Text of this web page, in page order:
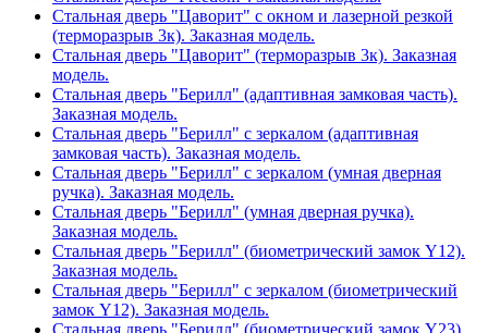
Стальная дверь "Цаворит" с окном и лазерной резкой
(терморазрыв 3к). Заказная модель.
Стальная дверь "Цаворит" (терморазрыв 3к). Заказная
модель.
Стальная дверь "Берилл" (адаптивная замковая часть).
Заказная модель.
Стальная дверь "Берилл" с зеркалом (адаптивная
замковая часть). Заказная модель.
Стальная дверь "Берилл" с зеркалом (умная дверная
ручка). Заказная модель.
Стальная дверь "Берилл" (умная дверная ручка).
Заказная модель.
Стальная дверь "Берилл" (биометрический замок Y12).
Заказная модель.
Стальная дверь "Берилл" с зеркалом (биометрический
замок Y12). Заказная модель.
Стальная дверь "Берилл" (биометрический замок Y23).